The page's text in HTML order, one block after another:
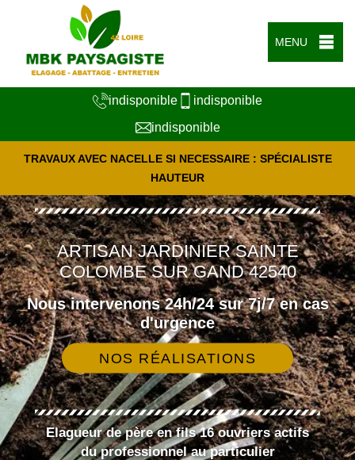
MENU
indisponible
indisponible
indisponible
TRAVAUX AVEC NACELLE SI NECESSAIRE : SPÉCIALISTE
HAUTEUR
ARTISAN JARDINIER SAINTE
COLOMBE SUR GAND 42540
Nous intervenons 24h/24 sur 7j/7 en cas
d'urgence
NOS RÉALISATIONS
Elagueur de père en fils 16 ouvriers actifs
du professionnel au particulier